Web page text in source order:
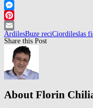
Facebook
Messenger
Pinterest
Email
ArdilesBuze reciCiordileslas
Share this Post
About Florin